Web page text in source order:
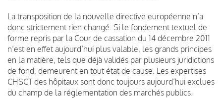
La transposition de la nouvelle directive européenne n’a
donc strictement rien changé. Si le fondement textuel de
forme repris par la Cour de cassation du 14 décembre 2011
n’est en effet aujourd’hui plus valable, les grands principes
en la matière, tels que déjà validés par plusieurs juridictions
de fond, demeurent en tout état de cause. Les expertises
CHSCT des hôpitaux sont donc toujours aujourd’hui exclues
du champ de la réglementation des marchés publics.